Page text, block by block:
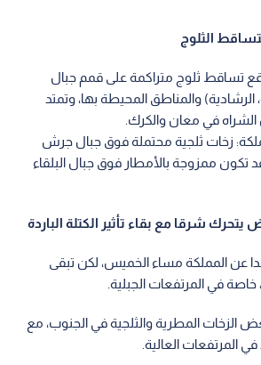
الثلوج
تساقط ثلوج متراكمة على قمم جبال
الرشادية) والمناطق المحيطة بها، وتمتد
الشراه في معان والكرك.
زخات ثلجية محتملة فوق جبال جرش
تكون ممزوجة بالأمطار فوق جبال البلقاء
شرقا مع بقاء تأثير الكتلة الباردة
عن المملكة مساء الخميس، لكن تبقى
خاصة في المرتفعات الجبلية.
الزخات المطرية والثلجية في الجنوب، مع
المرتفعات العالية.